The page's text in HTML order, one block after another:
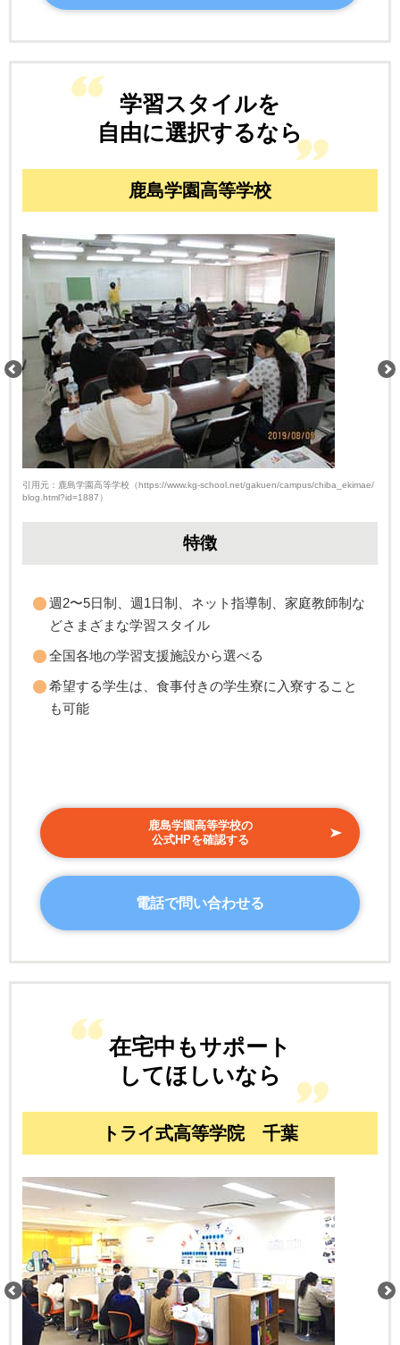
学習スタイルを
自由に選択するなら
鹿島学園高等学校
引用元：鹿島学園高等学校（https://www.kg-school.net/gakuen/campus/chiba_ekimae/
blog.html?id=1887）
特徴
週2〜5日制、週1日制、ネット指導制、家庭教師制な
どさまざまな学習スタイル
全国各地の学習支援施設から選べる
希望する学生は、食事付きの学生寮に入寮すること
も可能
鹿島学園高等学校の
公式HPを確認する
電話で問い合わせる
在宅中もサポート
してほしいなら
トライ式高等学院 千葉